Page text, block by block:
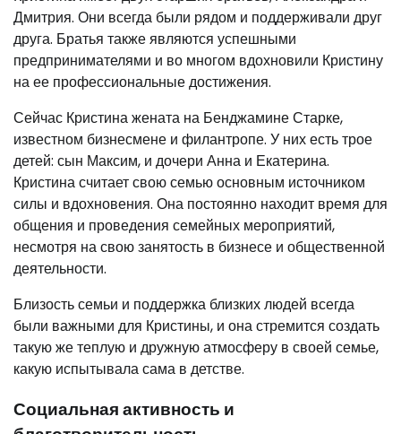
Дмитрия. Они всегда были рядом и поддерживали друг
друга. Братья также являются успешными
предпринимателями и во многом вдохновили Кристину
на ее профессиональные достижения.
Сейчас Кристина жената на Бенджамине Старке,
известном бизнесмене и филантропе. У них есть трое
детей: сын Максим, и дочери Анна и Екатерина.
Кристина считает свою семью основным источником
силы и вдохновения. Она постоянно находит время для
общения и проведения семейных мероприятий,
несмотря на свою занятость в бизнесе и общественной
деятельности.
Близость семьи и поддержка близких людей всегда
были важными для Кристины, и она стремится создать
такую же теплую и дружную атмосферу в своей семье,
какую испытывала сама в детстве.
Социальная активность и